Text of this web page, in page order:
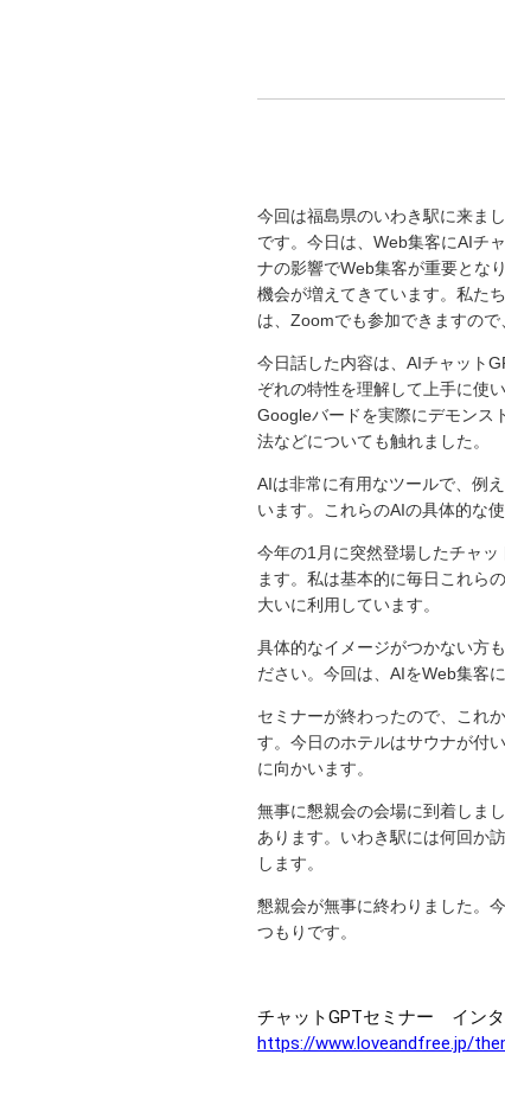
今回は福島県のいわき駅に来ま
です。今日は、Web集客にAIチ
ナの影響でWeb集客が重要とな
機会が増えてきています。私た
は、Zoomでも参加できますので
今日話した内容は、AIチャット
ぞれの特性を理解して上手に使
Googleバードを実際にデモンス
法などについても触れました。
AIは非常に有用なツールで、例
います。これらのAIの具体的な
今年の1月に突然登場したチャ
ます。私は基本的に毎日これら
大いに利用しています。
具体的なイメージがつかない方
ださい。今回は、AIをWeb集客
セミナーが終わったので、これ
す。今日のホテルはサウナが付
に向かいます。
無事に懇親会の会場に到着しま
あります。いわき駅には何回か
します。
懇親会が無事に終わりました。
つもりです。
チャットGPTセミナー イン
https://www.loveandfree.jp/